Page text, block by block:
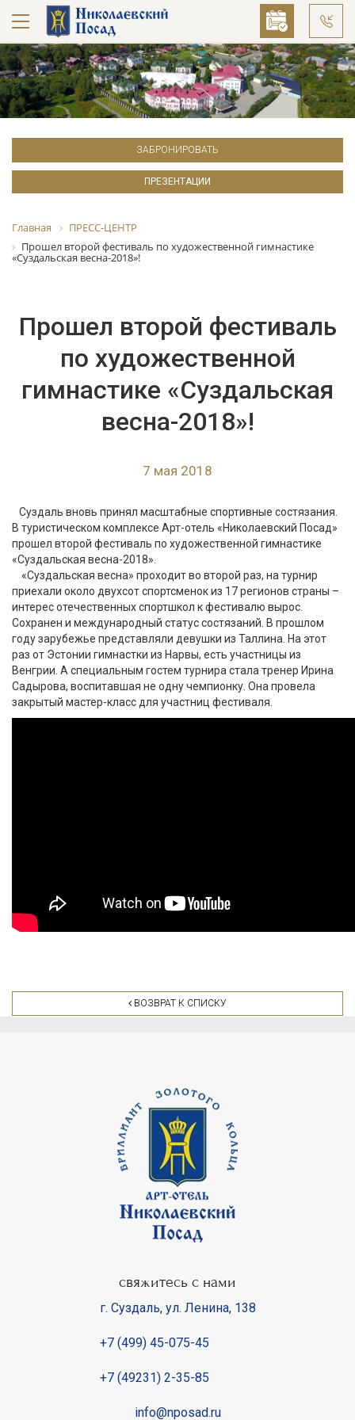
ЗАБРОНИРОВАТЬ
ПРЕЗЕНТАЦИИ
Главная
ПРЕСС-ЦЕНТР
Прошел второй фестиваль по художественной гимнастике
«Суздальская весна-2018»!
Прошел второй фестиваль
по художественной
гимнастике «Суздальская
весна-2018»!
7 мая 2018
Суздаль вновь принял масштабные спортивные состязания.
В туристическом комплексе Арт-отель «Николаевский Посад»
прошел второй фестиваль по художественной гимнастике
«Суздальская весна-2018».
«Суздальская весна» проходит во второй раз, на турнир
приехали около двухсот спортсменок из 17 регионов страны –
интерес отечественных спортшкол к фестивалю вырос.
Сохранен и международный статус состязаний. В прошлом
году зарубежье представляли девушки из Таллина. На этот
раз от Эстонии гимнастки из Нарвы, есть участницы из
Венгрии. А специальным гостем турнира стала тренер Ирина
Садырова, воспитавшая не одну чемпионку. Она провела
закрытый мастер-класс для участниц фестиваля.
ВОЗВРАТ К СПИСКУ
свяжитесь с нами
г. Суздаль, ул. Ленина, 138
+7 (499) 45-075-45
+7 (49231) 2-35-85
info@nposad.ru